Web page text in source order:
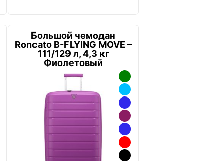
Большой чемодан
Roncato B-FLYING MOVE –
111/129 л, 4,3 кг
Фиолетовый